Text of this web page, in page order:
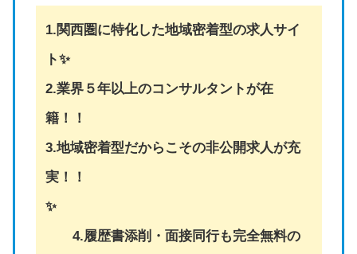
1.関西圏に特化した地域密着型の求人サイ
ト✨
2.業界５年以上のコンサルタントが在
籍！！
3.地域密着型だからこその非公開求人が充
実！！
✨
4.履歴書添削・面接同行も完全無料の